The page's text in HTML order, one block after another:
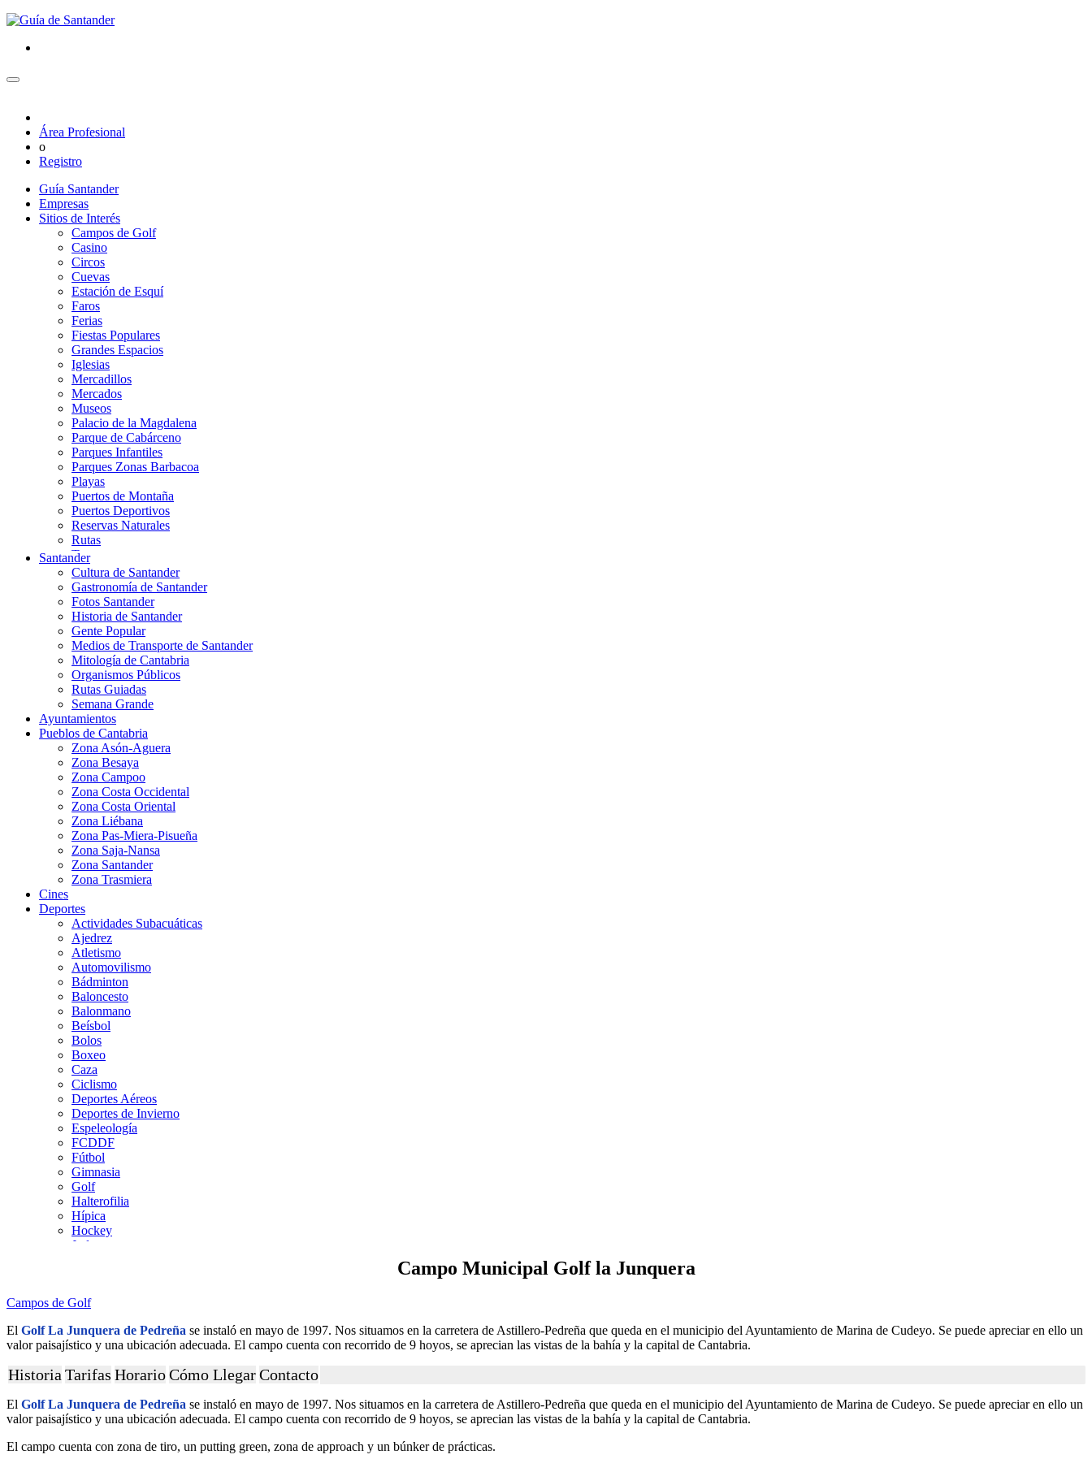
Área Profesional
o
Registro
Guía Santander
Empresas
Sitios de Interés
Campos de Golf
Casino
Circos
Cuevas
Estación de Esquí
Faros
Ferias
Fiestas Populares
Grandes Espacios
Iglesias
Mercadillos
Mercados
Museos
Palacio de la Magdalena
Parque de Cabárceno
Parques Infantiles
Parques Zonas Barbacoa
Playas
Puertos de Montaña
Puertos Deportivos
Reservas Naturales
Rutas
Teatros
Teléferico
Zoológicos
Santander
Cultura de Santander
Gastronomía de Santander
Fotos Santander
Historia de Santander
Gente Popular
Medios de Transporte de Santander
Mitología de Cantabria
Organismos Públicos
Rutas Guiadas
Semana Grande
Ayuntamientos
Pueblos de Cantabria
Zona Asón-Aguera
Zona Besaya
Zona Campoo
Zona Costa Occidental
Zona Costa Oriental
Zona Liébana
Zona Pas-Miera-Pisueña
Zona Saja-Nansa
Zona Santander
Zona Trasmiera
Cines
Deportes
Actividades Subacuáticas
Ajedrez
Atletismo
Automovilismo
Bádminton
Baloncesto
Balonmano
Beísbol
Bolos
Boxeo
Caza
Ciclismo
Deportes Aéreos
Deportes de Invierno
Espeleología
FCDDF
Fútbol
Gimnasia
Golf
Halterofilia
Hípica
Hockey
Judo
Natación
Patinaje
Pesca
Piragüismo
Rugby
Salvamento y Socorrismo
Surf
Campo Municipal Golf la Junquera
Campos de Golf
El Golf La Junquera de Pedreña se instaló en mayo de 1997. Nos situamos en la carretera de Astillero-Pedreña que queda en el municipio del Ayuntamiento de Marina de Cudeyo. Se puede apreciar en ello un
valor paisajístico y una ubicación adecuada. El campo cuenta con recorrido de 9 hoyos, se aprecian las vistas de la bahía y la capital de Cantabria.
Historia Tarifas HorarioCómo LlegarContacto
El Golf La Junquera de Pedreña se instaló en mayo de 1997. Nos situamos en la carretera de Astillero-Pedreña que queda en el municipio del Ayuntamiento de Marina de Cudeyo. Se puede apreciar en ello un
valor paisajístico y una ubicación adecuada. El campo cuenta con recorrido de 9 hoyos, se aprecian las vistas de la bahía y la capital de Cantabria.
El campo cuenta con zona de tiro, un putting green, zona de approach y un búnker de prácticas.